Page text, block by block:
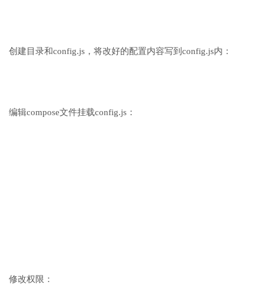
创建目录和config.js，将改好的配置内容写到config.js内：
编辑compose文件挂载config.js：
修改权限：